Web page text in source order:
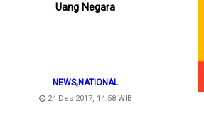
Uang Negara
NEWS,NATIONAL
24 Des 2017, 14:58 WIB